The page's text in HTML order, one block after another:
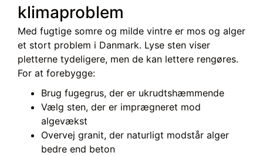
klimaproblem
Med fugtige somre og milde vintre er mos og alger
et stort problem i Danmark. Lyse sten viser
pletterne tydeligere, men de kan lettere rengøres.
For at forebygge:
Brug fugegrus, der er ukrudtshæmmende
Vælg sten, der er imprægneret mod
algevækst
Overvej granit, der naturligt modstår alger
bedre end beton